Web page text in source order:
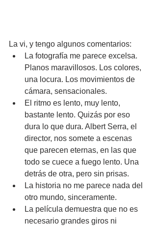
La vi, y tengo algunos comentarios:
La fotografía me parece excelsa.
Planos maravillosos. Los colores,
una locura. Los movimientos de
cámara, sensacionales.
El ritmo es lento, muy lento,
bastante lento. Quizás por eso
dura lo que dura. Albert Serra, el
director, nos somete a escenas
que parecen eternas, en las que
todo se cuece a fuego lento. Una
detrás de otra, pero sin prisas.
La historia no me parece nada del
otro mundo, sinceramente.
La película demuestra que no es
necesario grandes giros ni